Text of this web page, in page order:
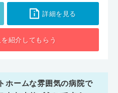
詳細を見る
紹介してもらう
ホームな雰囲気の病院で